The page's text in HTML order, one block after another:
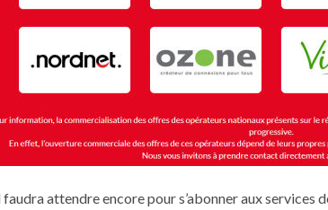
faudra attendre encore pour s’abonner aux services